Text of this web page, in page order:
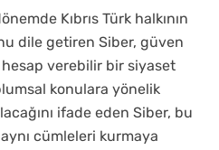
Kıbrıs Türk halkının
dile getiren Siber, güven
verebilir bir siyaset
konulara yönelik
ifade eden Siber, bu
cümleleri kurmaya